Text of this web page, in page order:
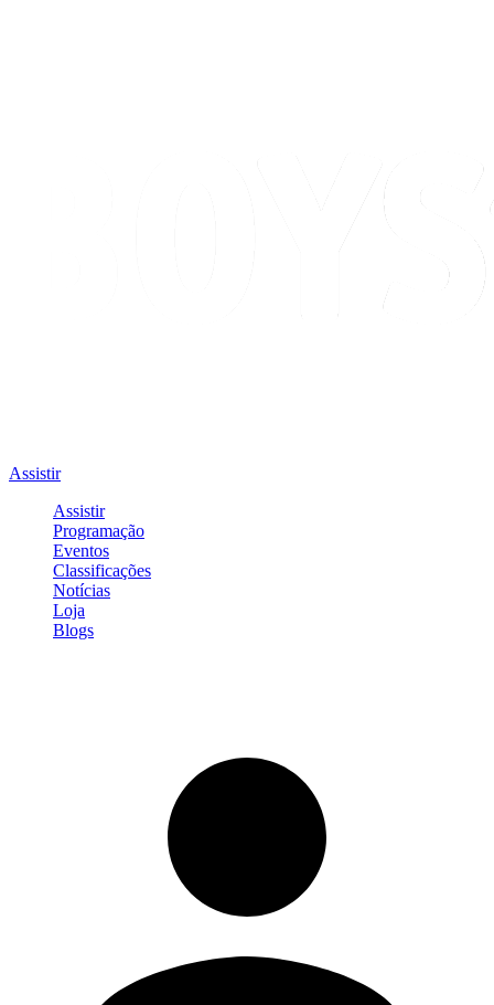
Assistir
Assistir
Programação
Eventos
Classificações
Notícias
Loja
Blogs